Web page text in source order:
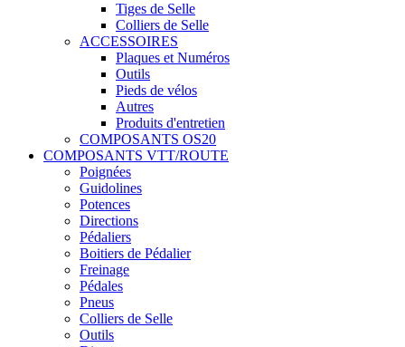
Tiges de Selle
Colliers de Selle
ACCESSOIRES
Plaques et Numéros
Outils
Pieds de vélos
Autres
Produits d'entretien
COMPOSANTS OS20
COMPOSANTS VTT/ROUTE
Poignées
Guidolines
Potences
Directions
Pédaliers
Boitiers de Pédalier
Freinage
Pédales
Pneus
Colliers de Selle
Outils